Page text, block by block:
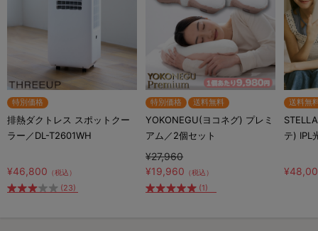
特別価格
排熱ダクトレス スポットクー
ラー／DL-T2601WH
¥46,800 （税込）
(23)
特別価格 送料無料
YOKONEGU(ヨコネグ) プレミ
アム／2個セット
¥27,960
¥19,960 （税込）
(1)
送料無
テ) IPL